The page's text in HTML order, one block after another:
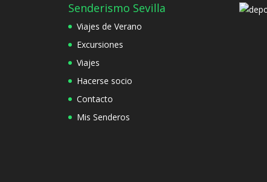
Senderismo Sevilla
Viajes de Verano
Excursiones
Viajes
Hacerse socio
Contacto
Mis Senderos